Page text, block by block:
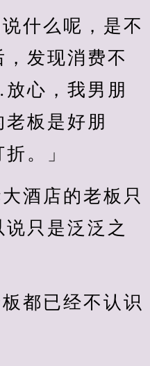
说什么呢，是不
发现消费不
心，我男朋
板是好朋
。」
酒店的老板只
只是泛泛之
都已经不认识